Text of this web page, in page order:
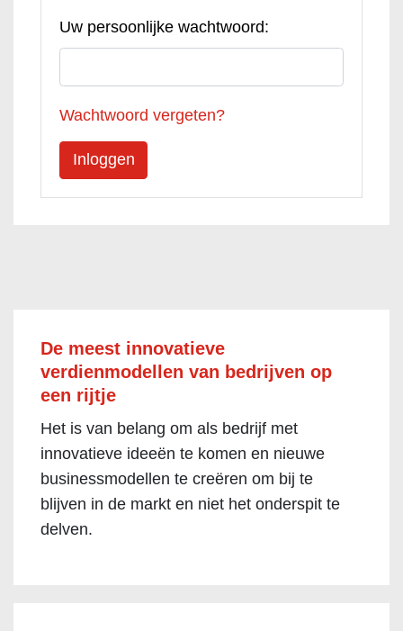
Uw persoonlijke wachtwoord:
Wachtwoord vergeten?
De meest innovatieve
verdienmodellen van bedrijven op
een rijtje
Het is van belang om als bedrijf met
innovatieve ideeën te komen en nieuwe
businessmodellen te creëren om bij te
blijven in de markt en niet het onderspit te
delven.